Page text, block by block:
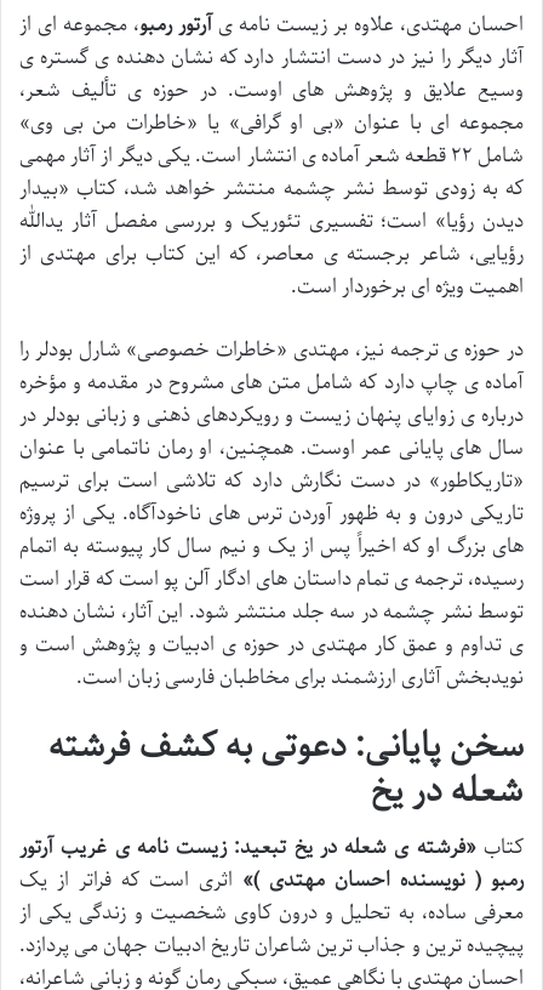
احسان مهتدی، علاوه بر زیست نامه یآرتور رمبو، مجموعه ای از
آثار دیگر را نیز در دست انتشار دارد که نشان دهنده ی گستره ی
وسیع علایق و پژوهش های اوست. در حوزه ی تألیف شعر،
مجموعه ای با عنوان «بی او گرافی» یا «خاطرات من بی وی»
شامل ۲۲ قطعه شعر آماده ی انتشار است. یکی دیگر از آثار مهمی
که به زودی توسط نشر چشمه منتشر خواهد شد، کتاب «بیدار
دیدن رؤیا» است؛ تفسیری تئوریک و بررسی مفصل آثار یدالله
رؤیایی، شاعر برجسته ی معاصر، که این کتاب برای مهتدی از
اهمیت ویژه ای برخوردار است.
در حوزه ی ترجمه نیز، مهتدی «خاطرات خصوصی» شارل بودلر را
آماده ی چاپ دارد که شامل متن های مشروح در مقدمه و مؤخره
درباره ی زوایای پنهان زیست و رویکردهای ذهنی و زبانی بودلر در
سال های پایانی عمر اوست. همچنین، او رمان ناتمامی با عنوان
«تاریکاطور» در دست نگارش دارد که تلاشی است برای ترسیم
تاریکی درون و به ظهور آوردن ترس های ناخودآگاه. یکی از پروژه
های بزرگ او که اخیراً پس از یک و نیم سال کار پیوسته به اتمام
رسیده، ترجمه ی تمام داستان های ادگار آلن پو است که قرار است
توسط نشر چشمه در سه جلد منتشر شود. این آثار، نشان دهنده
ی تداوم و عمق کار مهتدی در حوزه ی ادبیات و پژوهش است و
نویدبخش آثاری ارزشمند برای مخاطبان فارسی زبان است.
سخن پایانی: دعوتی به کشف فرشته
شعله در یخ
کتاب«فرشته ی شعله در یخ تبعید: زیست نامه ی غریب آرتور
رمبو ( نویسنده احسان مهتدی )» اثری است که فراتر از یک
معرفی ساده، به تحلیل و درون کاوی شخصیت و زندگی یکی از
پیچیده ترین و جذاب ترین شاعران تاریخ ادبیات جهان می پردازد.
احسان مهتدی با نگاهی عمیق، سبکی رمان گونه و زبانی شاعرانه،